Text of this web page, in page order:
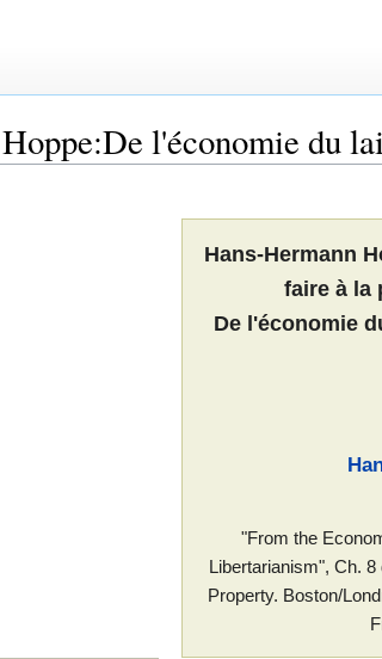
l'économie du
Hans-Hermann
faire à la
De l'économie
"From the
Libertarianism", Ch.
Property. Boston/